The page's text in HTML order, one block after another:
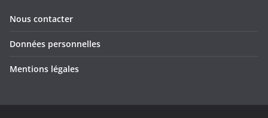
Nous contacter
Données personnelles
Mentions légales